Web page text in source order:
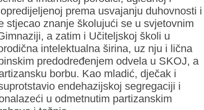
prema usvajanju duhovnosti i
stjecao znanje školujući se u svjetovnim
a zatim i Učiteljskoj školi u
intelektualna širina, uz nju i lična
predodređenjem odvela u SKOJ, a
borbu. Kao mladić, dječak i
endehazijskoj segregaciji i
u odmetnutim partizanskim